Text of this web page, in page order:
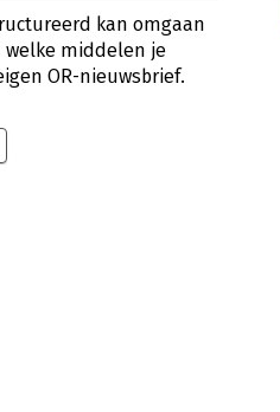
kan omgaan
middelen je
OR-nieuwsbrief.